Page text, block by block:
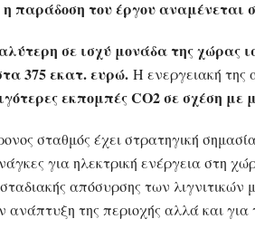
παράδοση του έργου αναμένεται
σε ισχύ μονάδα της χώρας
375 εκατ. ευρώ. Η ενεργειακή της
εκπομπές CO2 σε σχέση με
σταθμός έχει στρατηγική
για ηλεκτρική ενέργεια στη
σταδιακής απόσυρσης των
ανάπτυξη της περιοχής αλλά και